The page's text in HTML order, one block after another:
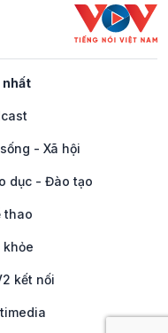
nhất
- Xã hội
dục - Đào tạo
thao
khỏe
kết nối